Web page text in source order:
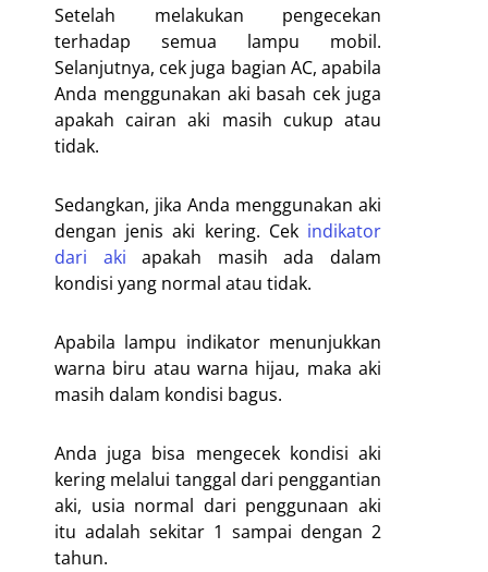
Setelah melakukan pengecekan
terhadap semua lampu mobil.
Selanjutnya, cek juga bagian AC, apabila
Anda menggunakan aki basah cek juga
apakah cairan aki masih cukup atau
tidak.
Sedangkan, jika Anda menggunakan aki
dengan jenis aki kering. Cek indikator
dari aki apakah masih ada dalam
kondisi yang normal atau tidak.
Apabila lampu indikator menunjukkan
warna biru atau warna hijau, maka aki
masih dalam kondisi bagus.
Anda juga bisa mengecek kondisi aki
kering melalui tanggal dari penggantian
aki, usia normal dari penggunaan aki
itu adalah sekitar 1 sampai dengan 2
tahun.